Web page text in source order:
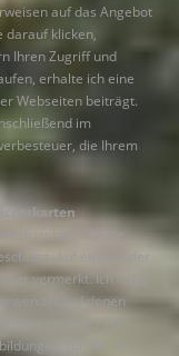
auf das Angebot
darauf klicken,
Ihren Zugriff und
erhalte ich eine
Webseiten beiträgt.
im
die Ihrem
ist bis 70 Jahre
Auf einigen der
vermerkt. Ich habe
bei denen
vor mehr als 70
für die ich